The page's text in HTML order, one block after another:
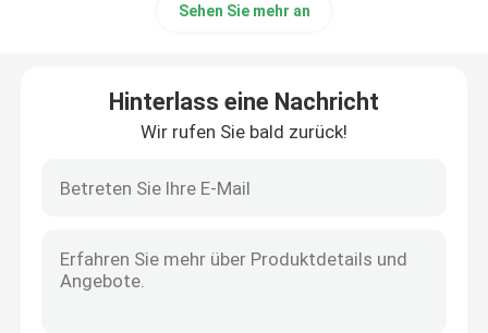
Verpackenkasten, der Maschine herstellt
Faltende Gluer-Maschine
Gewölbter Kasten, der Maschinerie herstellt
Sehen Sie mehr an
Hinterlass eine Nachricht
Wir rufen Sie bald zurück!